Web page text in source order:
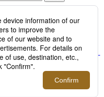
ィ＞×＜ディズニー＞よ
ルド」にフォーカスした
セルコレクションが登場！
ィ＞×＜ディズ
「オズワルド」